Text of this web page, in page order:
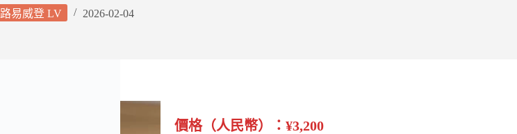
路易威登 LV 2026-02-04
價格（人民幣）：¥3,200